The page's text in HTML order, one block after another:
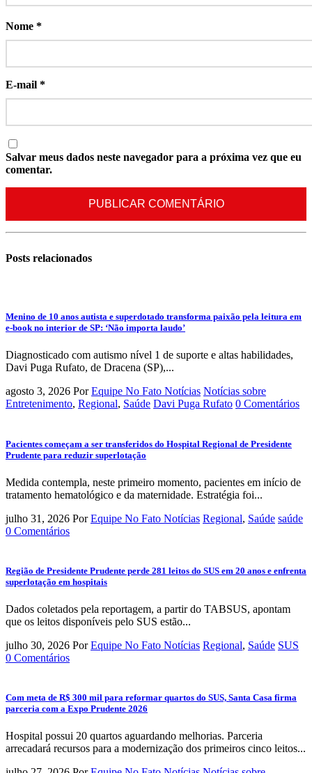
Nome *
E-mail *
Salvar meus dados neste navegador para a próxima vez que eu
comentar.
Posts relacionados
Menino de 10 anos autista e superdotado transforma paixão pela leitura em
e-book no interior de SP: ‘Não importa laudo’
Diagnosticado com autismo nível 1 de suporte e altas habilidades,
Davi Puga Rufato, de Dracena (SP),...
agosto 3, 2026 Por Equipe No Fato Notícias Notícias sobre
Entretenimento, Regional, Saúde Davi Puga Rufato 0 Comentários
Pacientes começam a ser transferidos do Hospital Regional de Presidente
Prudente para reduzir superlotação
Medida contempla, neste primeiro momento, pacientes em início de
tratamento hematológico e da maternidade. Estratégia foi...
julho 31, 2026 Por Equipe No Fato Notícias Regional, Saúde saúde
0 Comentários
Região de Presidente Prudente perde 281 leitos do SUS em 20 anos e enfrenta
superlotação em hospitais
Dados coletados pela reportagem, a partir do TABSUS, apontam
que os leitos disponíveis pelo SUS estão...
julho 30, 2026 Por Equipe No Fato Notícias Regional, Saúde SUS
0 Comentários
Com meta de R$ 300 mil para reformar quartos do SUS, Santa Casa firma
parceria com a Expo Prudente 2026
Hospital possui 20 quartos aguardando melhorias. Parceria
arrecadará recursos para a modernização dos primeiros cinco leitos...